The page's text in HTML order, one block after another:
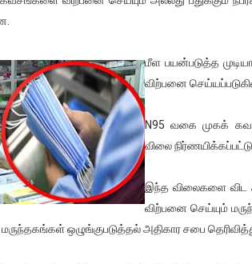
கடத்தப்படும் நிலையில் இலங்கைத் தமிழ்
அண்ணாத்த : ரஜினிக்காக இலங்கை
இளைஞன் உயிரிழப்பு -
பெற்றுக் கொள்ளக் கூடிய இடங்கள்...
பாலியல் வன்கொடுமை செய்த
தூக்கிட்டு தற்கொலை!
நீதிமன்றம் விதித்துள்ள அதிரடி உத்தரவு!
மீள பயன்படுத்த
விற்பனை
N95 வகை முகக்
விலை
இந்த விலைகளை விட
விற்பனை செய்யும்
ஒழுங்குபடுத்தல் அதிகார சபை